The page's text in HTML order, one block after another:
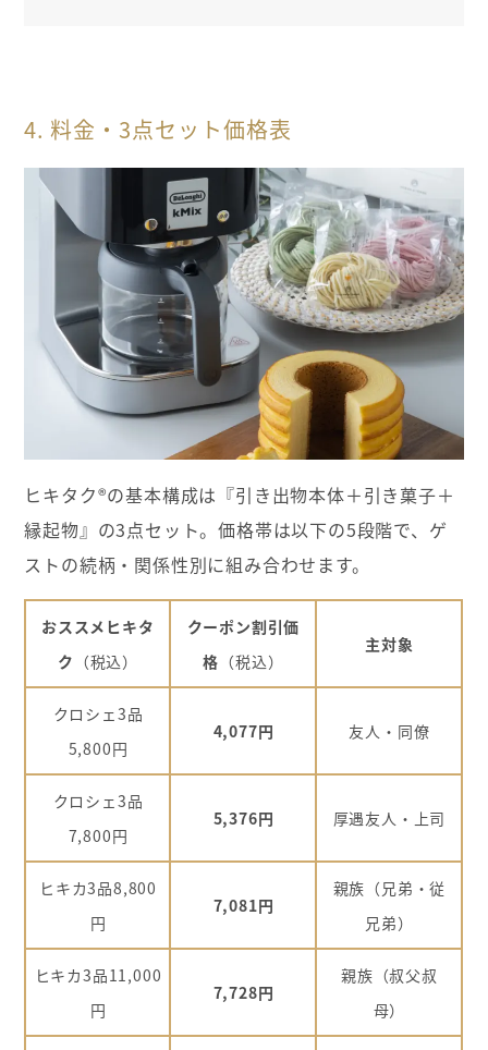
4. 料金・3点セット価格表
ヒキタク®の基本構成は『引き出物本体＋引き菓子＋
縁起物』の3点セット。価格帯は以下の5段階で、ゲ
ストの続柄・関係性別に組み合わせます。
おススメヒキタ
ク （税込）
クーポン割引価
格 （税込）
主対象
クロシェ3品
5,800円
4,077円 友人・同僚
クロシェ3品
7,800円
5,376円 厚遇友人・上司
ヒキカ3品8,800
円
7,081円
親族（兄弟・従
兄弟）
ヒキカ3品11,000
円
7,728円
親族（叔父叔
母）